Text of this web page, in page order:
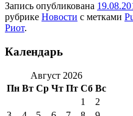
Запись опубликована
рубрике Новости с метками
Риот.
Календарь
Август 2026
Пн Вт Ср Чт Пт Сб Вс
1
2